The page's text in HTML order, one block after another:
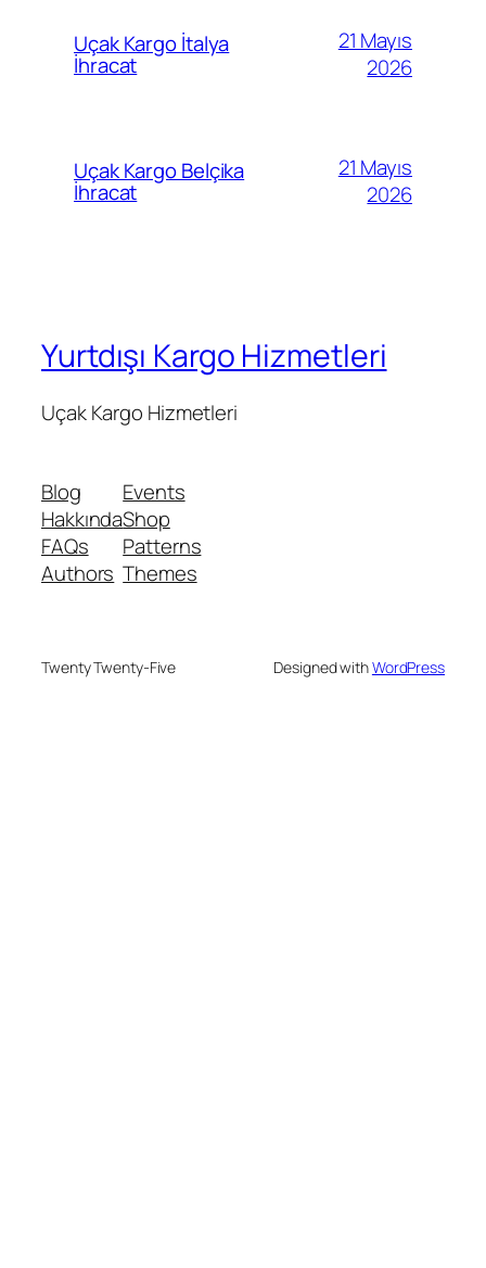
Uçak Kargo İtalya
İhracat
21 Mayıs
2026
Uçak Kargo Belçika
İhracat
21 Mayıs
2026
Yurtdışı Kargo Hizmetleri
Uçak Kargo Hizmetleri
Blog
Hakkında
FAQs
Authors
Events
Shop
Patterns
Themes
Twenty Twenty-Five Designed withWordPress